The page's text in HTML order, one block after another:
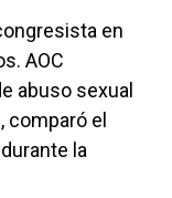
en
AOC
abuso sexual
comparó el
la